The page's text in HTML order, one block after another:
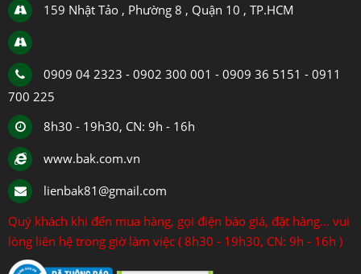
159 Nhật Tảo , Phường 8 , Quận 10 , TP.HCM
0909 04 2323 - 0902 300 001 - 0909 36 5151 - 0911
700 225
8h30 - 19h30, CN: 9h - 16h
www.bak.com.vn
lienbak81@gmail.com
Quý khách khi đến mua hàng, gọi điện báo giá, đặt hàng... vui
lòng liên hệ trong giờ làm việc ( 8h30 - 19h30, CN: 9h - 16h )